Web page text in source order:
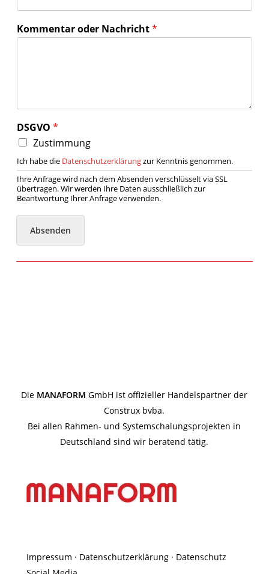
Kommentar oder Nachricht*
DSGVO *
Zustimmung
Ich habe die Datenschutzerklärungzur Kenntnis genommen.
Ihre Anfrage wird nach dem Absenden verschlüsselt via SSL
übertragen. Wir werden Ihre Daten ausschließlich zur
Beantwortung Ihrer Anfrage verwenden.
Absenden
Die MANAFORM GmbH ist offizieller Handelspartner der
Construx bvba.
Bei allen Rahmen- und Systemschalungsprojekten in
Deutschland sind wir beratend tätig.
Impressum · Datenschutzerklärung · Datenschutz